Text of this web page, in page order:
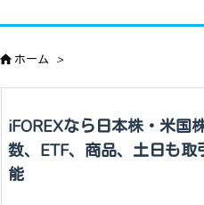
ホーム >
iFOREXなら日本株・米国
数、ETF、商品、土日も
能